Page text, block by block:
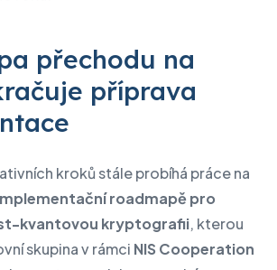
přechodu na
příprava
kroků stále probíhá práce na
roadmapě pro
kvantovou kryptografii, kterou
skupina v rámci NIS Cooperation